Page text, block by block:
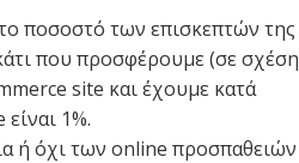
ποσοστό των επισκεπτών της
που προσφέρουμε (σε σχέση
site και έχουμε κατά
1%.
ή όχι των online προσπαθειών